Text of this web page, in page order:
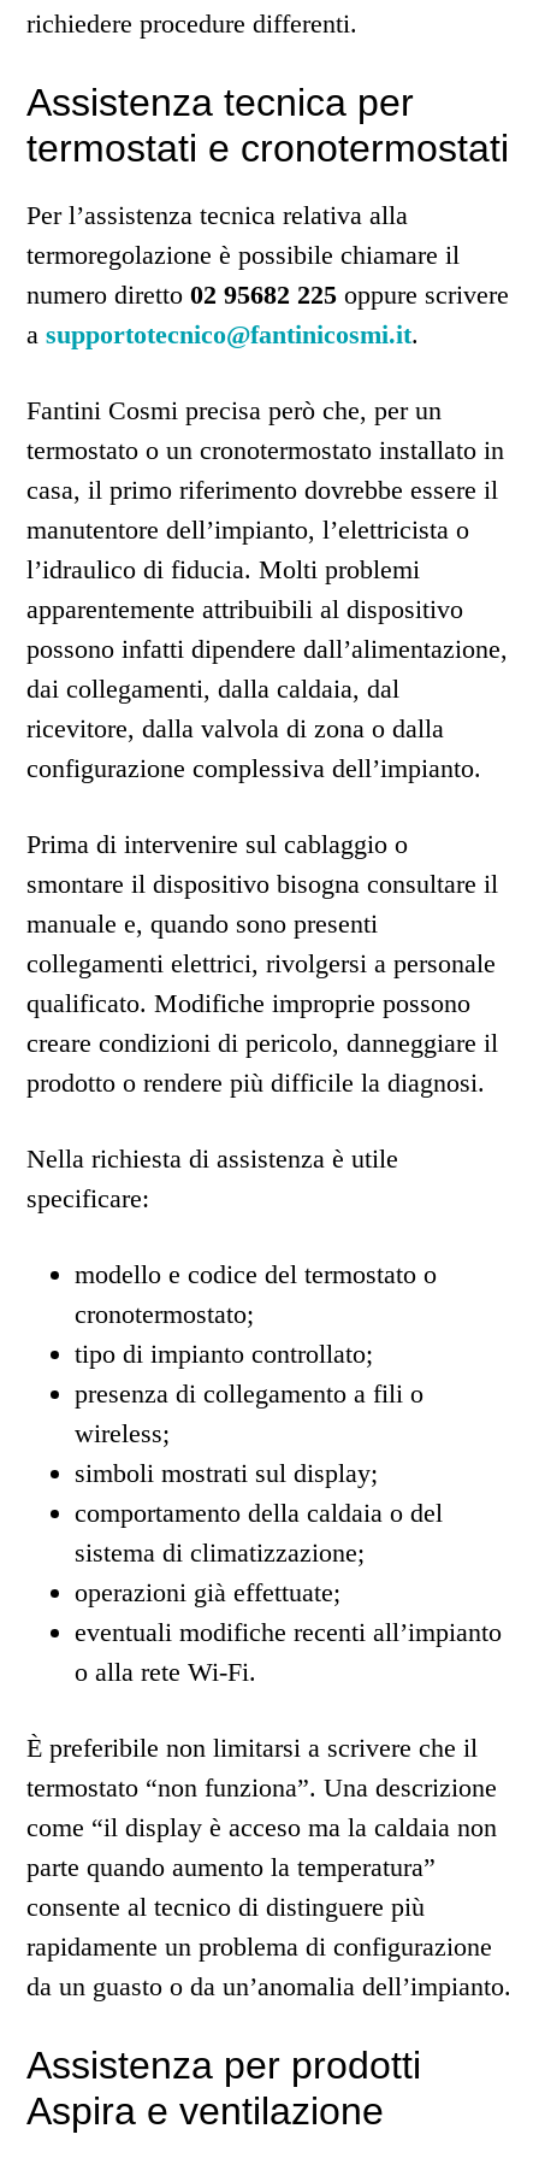
richiedere procedure differenti.
Assistenza tecnica per
termostati e cronotermostati
Per l’assistenza tecnica relativa alla
termoregolazione è possibile chiamare il
numero diretto02 95682 225 oppure scrivere
asupportotecnico@fantinicosmi.it.
Fantini Cosmi precisa però che, per un
termostato o un cronotermostato installato in
casa, il primo riferimento dovrebbe essere il
manutentore dell’impianto, l’elettricista o
l’idraulico di fiducia. Molti problemi
apparentemente attribuibili al dispositivo
possono infatti dipendere dall’alimentazione,
dai collegamenti, dalla caldaia, dal
ricevitore, dalla valvola di zona o dalla
configurazione complessiva dell’impianto.
Prima di intervenire sul cablaggio o
smontare il dispositivo bisogna consultare il
manuale e, quando sono presenti
collegamenti elettrici, rivolgersi a personale
qualificato. Modifiche improprie possono
creare condizioni di pericolo, danneggiare il
prodotto o rendere più difficile la diagnosi.
Nella richiesta di assistenza è utile
specificare:
modello e codice del termostato o
cronotermostato;
tipo di impianto controllato;
presenza di collegamento a fili o
wireless;
simboli mostrati sul display;
comportamento della caldaia o del
sistema di climatizzazione;
operazioni già effettuate;
eventuali modifiche recenti all’impianto
o alla rete Wi-Fi.
È preferibile non limitarsi a scrivere che il
termostato “non funziona”. Una descrizione
come “il display è acceso ma la caldaia non
parte quando aumento la temperatura”
consente al tecnico di distinguere più
rapidamente un problema di configurazione
da un guasto o da un’anomalia dell’impianto.
Assistenza per prodotti
Aspira e ventilazione